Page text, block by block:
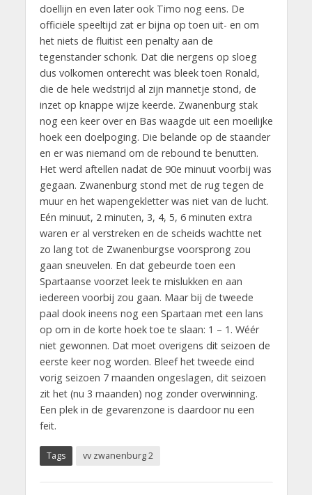
doellijn en even later ook Timo nog eens. De
officiële speeltijd zat er bijna op toen uit- en om
het niets de fluitist een penalty aan de
tegenstander schonk. Dat die nergens op sloeg
dus volkomen onterecht was bleek toen Ronald,
die de hele wedstrijd al zijn mannetje stond, de
inzet op knappe wijze keerde. Zwanenburg stak
nog een keer over en Bas waagde uit een moeilijke
hoek een doelpoging. Die belande op de staander
en er was niemand om de rebound te benutten.
Het werd aftellen nadat de 90e minuut voorbij was
gegaan. Zwanenburg stond met de rug tegen de
muur en het wapengekletter was niet van de lucht.
Eén minuut, 2 minuten, 3, 4, 5, 6 minuten extra
waren er al verstreken en de scheids wachtte net
zo lang tot de Zwanenburgse voorsprong zou
gaan sneuvelen. En dat gebeurde toen een
Spartaanse voorzet leek te mislukken en aan
iedereen voorbij zou gaan. Maar bij de tweede
paal dook ineens nog een Spartaan met een lans
op om in de korte hoek toe te slaan: 1 – 1. Wéér
niet gewonnen. Dat moet overigens dit seizoen de
eerste keer nog worden. Bleef het tweede eind
vorig seizoen 7 maanden ongeslagen, dit seizoen
zit het (nu 3 maanden) nog zonder overwinning.
Een plek in de gevarenzone is daardoor nu een
feit.
Tags vv zwanenburg 2